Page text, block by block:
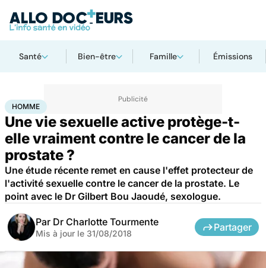
Santé Bien-être Famille Émissions
AccueilSanté Homme
HOMME
Une vie sexuelle active protège-t-
elle vraiment contre le cancer de la
prostate ?
Une étude récente remet en cause l'effet protecteur de
l'activité sexuelle contre le cancer de la prostate. Le
point avec le Dr Gilbert Bou Jaoudé, sexologue.
Par Dr Charlotte Tourmente
Mis à jour le 31/08/2018
Partager